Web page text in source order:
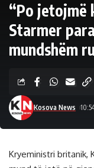
“Po jetojmë
Starmer
mundshëm
Kosova News
Kryeministri britanik,